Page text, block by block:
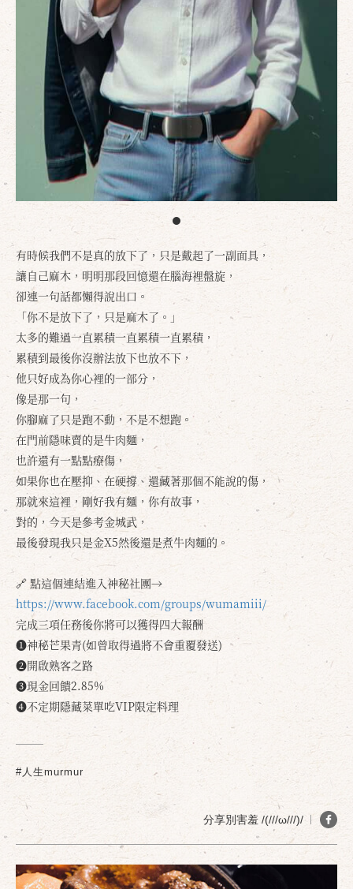
有時候我們不是真的放下了，只是戴起了一副面具，
讓自己麻木，明明那段回憶還在腦海裡盤旋，
卻連一句話都懶得說出口。
「你不是放下了，只是麻木了。」
太多的難過一直累積一直累積一直累積，
累積到最後你沒辦法放下也放不下，
他只好成為你心裡的一部分，
像是那一句，
你腳麻了只是跑不動，不是不想跑。
在門前隱味賣的是牛肉麵，
也許還有一點點療傷，
如果你也在壓抑、在硬撐、還藏著那個不能說的傷，
那就來這裡，剛好我有麵，你有故事，
對的，今天是參考金城武，
最後發現我只是金X5然後還是煮牛肉麵的。
🔗 點這個連結進入神秘社團→
https://www.facebook.com/groups/wumamiii/
完成三項任務後你將可以獲得四大報酬
❶神秘芒果青(如曾取得過將不會重覆發送)
❷開啟熟客之路
❸現金回饋2.85%
❹不定期隱藏菜單吃VIP限定料理
#人生murmur
分享別害羞 /(///ω///)/
確定 取消